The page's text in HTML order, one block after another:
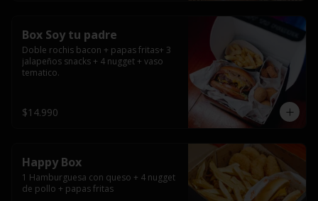
Box Soy tu padre
Doble rochis bacon + papas fritas+ 3
jalapeños snacks + 4 nugget + vaso
tematico.
$14.990
Happy Box
1 Hamburguesa con queso + 4 nugget
de pollo + papas fritas